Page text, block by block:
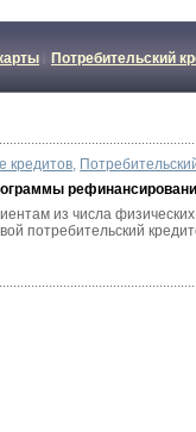
Потребительский
кредитов,
из числа
потребительский